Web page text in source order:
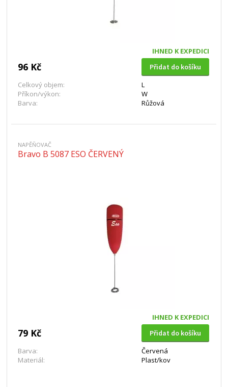
IHNED K EXPEDICI
96 Kč
Přidat do košíku
Celkový objem:
L
Příkon/výkon:
W
Barva:
Růžová
NAPĚŇOVAČ
Bravo B 5087 ESO ČERVENÝ
IHNED K EXPEDICI
79 Kč
Přidat do košíku
Barva:
Červená
Materiál:
Plast/kov